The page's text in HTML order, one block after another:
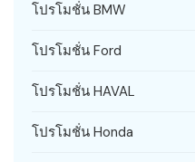
โปรโมชั่น BMW
โปรโมชั่น Ford
โปรโมชั่น HAVAL
โปรโมชั่น Honda